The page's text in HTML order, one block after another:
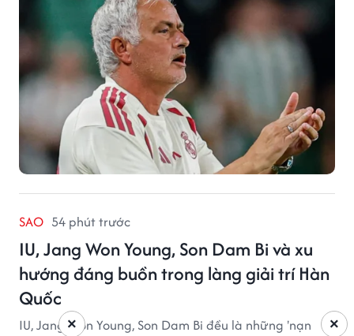
SAO 54 phút trước
IU, Jang Won Young, Son Dam Bi và xu
hướng đáng buồn trong làng giải trí Hàn
Quốc
IU, Jang Won Young, Son Dam Bi đều là những 'nạn
×
×